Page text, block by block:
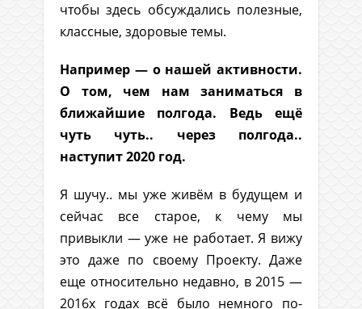
чтобы здесь обсуждались полезные,
классные, здоровые темы.
Например — о нашей активности.
О том, чем нам заниматься в
ближайшие полгода. Ведь ещё
чуть чуть.. через полгода..
наступит 2020 год.
Я шучу.. мы уже живём в будущем и
сейчас все старое, к чему мы
привыкли — уже не работает. Я вижу
это даже по своему Проекту. Даже
еще относительно недавно, в 2015 —
2016х годах всё было немного по-